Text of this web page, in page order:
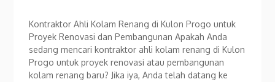
Kontraktor Ahli Kolam Renang di Kulon Progo untuk
Proyek Renovasi dan Pembangunan Apakah Anda
sedang mencari kontraktor ahli kolam renang di Kulon
Progo untuk proyek renovasi atau pembangunan
kolam renang baru? Jika iya, Anda telah datang ke